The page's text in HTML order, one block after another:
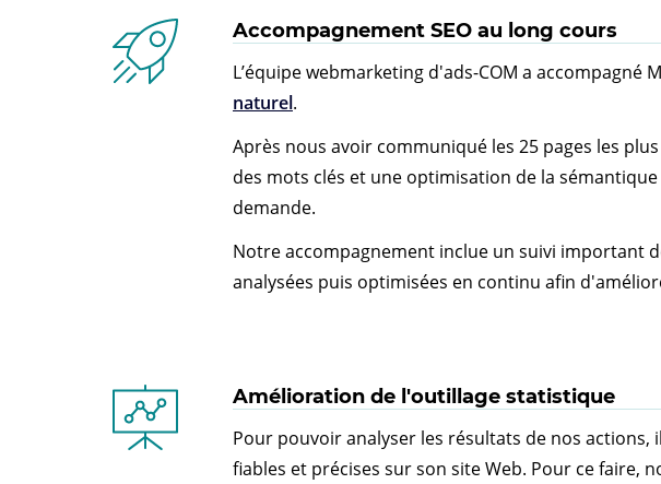
Accompagnement SEO au long cours
L’équipe webmarketing d'ads-COM a accompagné
naturel.
Après nous avoir communiqué les 25 pages les
des mots clés et une optimisation de la sémantique
demande.
Notre accompagnement inclue un suivi important
analysées puis optimisées en continu afin
Amélioration de l'outillage statistique
Pour pouvoir analyser les résultats de nos actions,
fiables et précises sur son site Web. Pour ce faire,